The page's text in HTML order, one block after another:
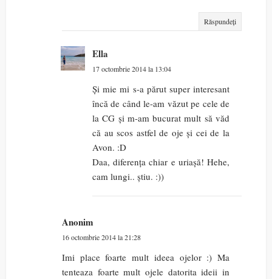
Răspundeți
Ella
17 octombrie 2014 la 13:04
Și mie mi s-a părut super interesant
încă de când le-am văzut pe cele de
la CG și m-am bucurat mult să văd
că au scos astfel de oje și cei de la
Avon. :D
Daa, diferența chiar e uriașă! Hehe,
cam lungi.. știu. :))
Anonim
16 octombrie 2014 la 21:28
Imi place foarte mult ideea ojelor :) Ma
tenteaza foarte mult ojele datorita ideii in